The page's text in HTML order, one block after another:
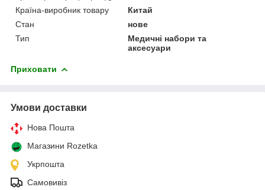
Країна-виробник товару
Китай
Стан
нове
Тип
Медичні набори та
аксесуари
Приховати
Умови доставки
Нова Пошта
Магазини Rozetka
Укрпошта
Самовивіз